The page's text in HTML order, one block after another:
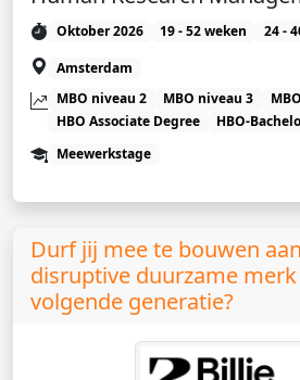
Oktober 2026 19 - 52 weken
24 -
Amsterdam
MBO niveau 2
MBO niveau 3
HBO Associate Degree
HBO-
Meewerkstage
Durf jij mee te bouwen
disruptive duurzame
volgende generatie?